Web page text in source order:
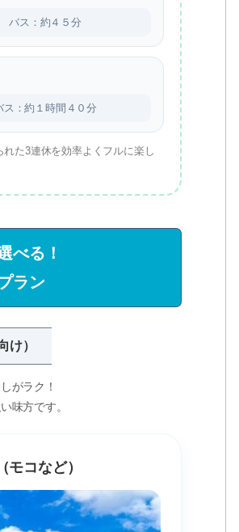
バス：約４５分
ス：約１時間４０分
れた3連休を効率よくフルに楽し
べる！
ラン
け）
がラク！
味方です。
コなど）